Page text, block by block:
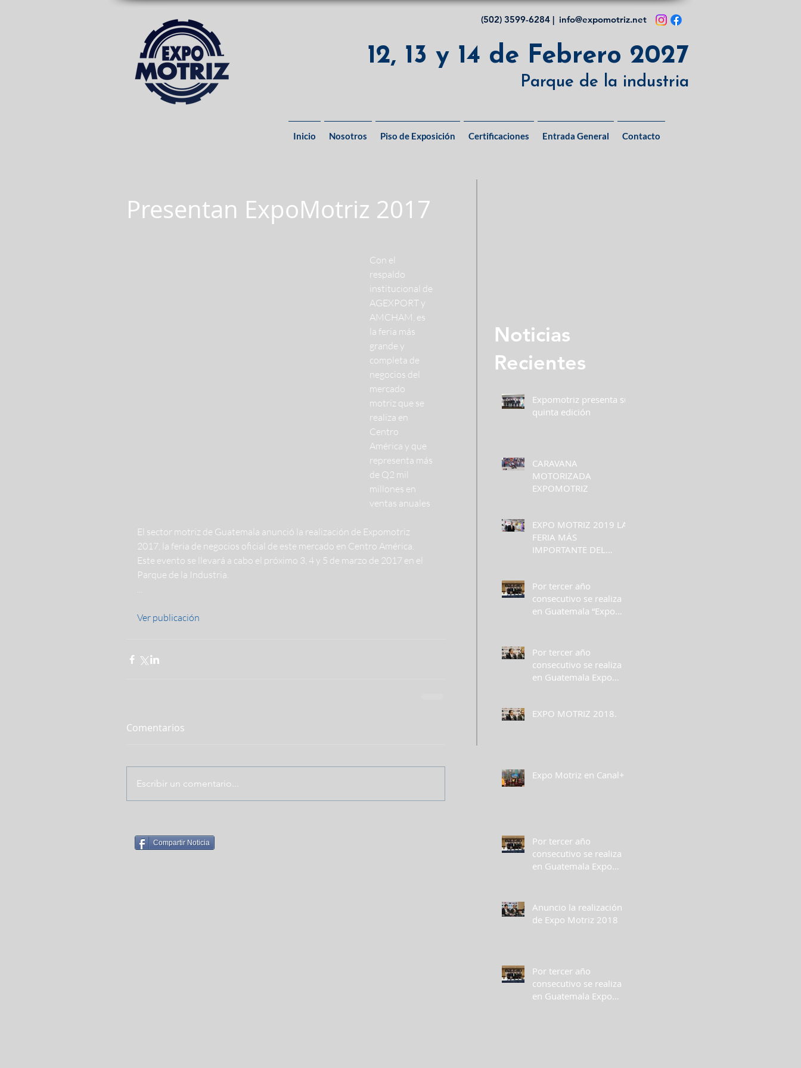
(502) 3599-6284 | info@expomotriz.net
12, 13 y 14 de Febrero 2027
Parque de la industria
Inicio Nosotros Piso de Exposición Certificaciones Entrada General Contacto
Presentan ExpoMotriz 2017
Con el
respaldo
institucional de
AGEXPORT y
AMCHAM, es
la feria más
grande y
completa de
negocios del
mercado
motriz que se
realiza en
Centro
América y que
representa más
de Q2 mil
millones en
ventas anuales
El sector motriz de Guatemala anunció la realización de Expomotriz
2017, la feria de negocios oficial de este mercado en Centro América.
Este evento se llevará a cabo el próximo 3, 4 y 5 de marzo de 2017 en el
Parque de la Industria.
...
Ver publicación
Comentarios
Escribir un comentario...
Expomotriz presenta su
quinta edición
CARAVANA
MOTORIZADA
EXPOMOTRIZ
EXPO MOTRIZ 2019 LA
FERIA MÁS
IMPORTANTE DEL
Por tercer año
consecutivo se realiza
en Guatemala “Expo
Por tercer año
consecutivo se realiza
en Guatemala Expo
EXPO MOTRIZ 2018.
Expo Motriz en Canal+
Por tercer año
consecutivo se realiza
en Guatemala Expo
Anuncio la realización
de Expo Motriz 2018
Por tercer año
consecutivo se realiza
en Guatemala Expo
Noticias
Recientes
Compartir Noticia